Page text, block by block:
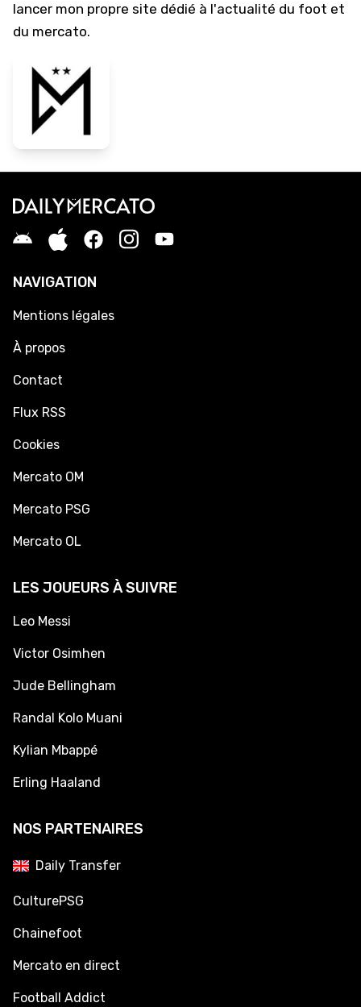
lancer mon propre site dédié à l'actualité du foot et
du mercato.
NAVIGATION
Mentions légales
À propos
Contact
Flux RSS
Cookies
Mercato OM
Mercato PSG
Mercato OL
LES JOUEURS À SUIVRE
Leo Messi
Victor Osimhen
Jude Bellingham
Randal Kolo Muani
Kylian Mbappé
Erling Haaland
NOS PARTENAIRES
Daily Transfer
CulturePSG
Chainefoot
Mercato en direct
Football Addict